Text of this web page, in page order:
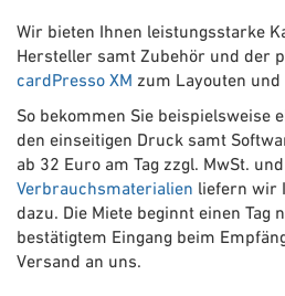
Wir bieten Ihnen leistungsstarke
Hersteller samt Zubehör und der
cardPresso XM zum Layouten
So bekommen Sie beispielsweise
den einseitigen Druck samt
ab 32 Euro am Tag zzgl. MwSt.
Verbrauchsmaterialien liefern wir
dazu. Die Miete beginnt einen Tag
bestätigtem Eingang beim
Versand an uns.